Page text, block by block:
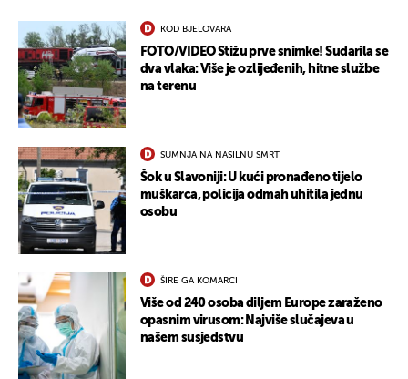
KOD BJELOVARA
FOTO/VIDEO Stižu prve snimke! Sudarila se
dva vlaka: Više je ozlijeđenih, hitne službe
na terenu
SUMNJA NA NASILNU SMRT
Šok u Slavoniji: U kući pronađeno tijelo
muškarca, policija odmah uhitila jednu
osobu
ŠIRE GA KOMARCI
Više od 240 osoba diljem Europe zaraženo
opasnim virusom: Najviše slučajeva u
našem susjedstvu